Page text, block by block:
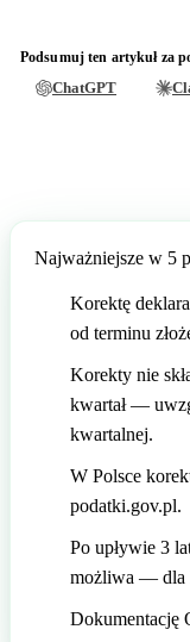
🇱🇻 Łotwa
🇵🇱 Polska
🇷🇴 Rumunia
Słowacja
🇸🇮 Słowenia
🇨🇭 Szwajcaria
🇱🇺
🇳🇴 Norwegia
🇵🇱 Polska
🇵🇹 Portugalia
🇷🇴 Rumunia
🇸🇰 Słowacja
🇸🇮 Słowenia
Podsumuj ten artykuł za
ChatGPT
Najważniejsze w 5
Korektę
od terminu
Korekty nie
kwartał —
kwartalnej.
W Polsce
podatki.gov.pl.
Po upływie 3
możliwa — dla
Dokumentację